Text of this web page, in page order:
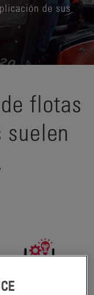
de sus
flotas
suelen